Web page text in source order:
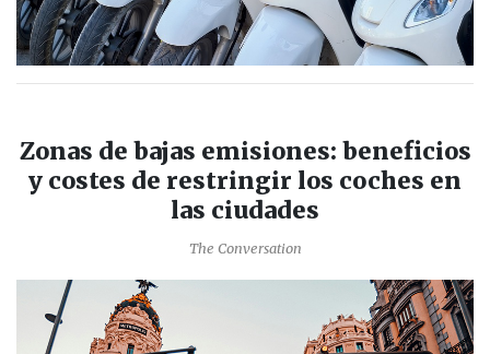
Zonas de bajas emisiones: beneficios
y costes de restringir los coches en
las ciudades
The Conversation